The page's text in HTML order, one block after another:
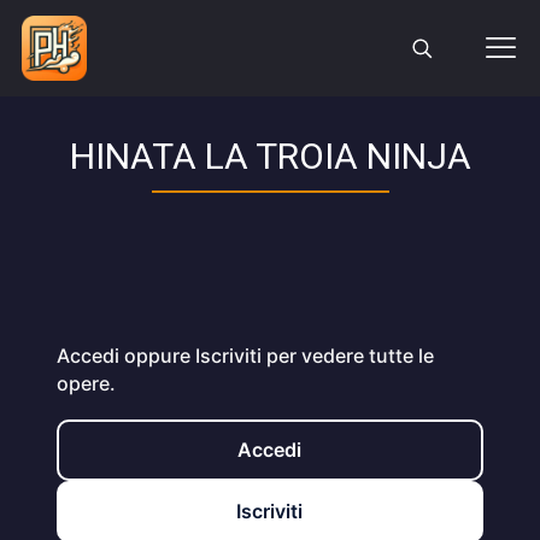
HINATA LA TROIA NINJA
Accedi oppure Iscriviti per vedere tutte le
opere.
Accedi
Iscriviti